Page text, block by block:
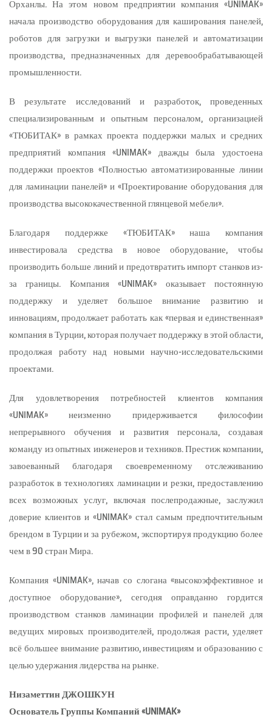
Орханлы. На этом новом предприятии компания «UNIMAK»
начала производство оборудования для каширования панелей,
роботов для загрузки и выгрузки панелей и автоматизации
производства, предназначенных для деревообрабатывающей
промышленности.
В результате исследований и разработок, проведенных
специализированным и опытным персоналом, организацией
«ТЮБИТАК» в рамках проекта поддержки малых и средних
предприятий компания «UNIMAK» дважды была удостоена
поддержки проектов «Полностью автоматизированные линии
для ламинации панелей» и «Проектирование оборудования для
производства высококачественной глянцевой мебели».
Благодаря поддержке «ТЮБИТАК» наша компания
инвестировала средства в новое оборудование, чтобы
производить больше линий и предотвратить импорт станков из-
за границы. Компания «UNIMAK» оказывает постоянную
поддержку и уделяет большое внимание развитию и
инновациям, продолжает работать как «первая и единственная»
компания в Турции, которая получает поддержку в этой области,
продолжая работу над новыми научно-исследовательскими
проектами.
Для удовлетворения потребностей клиентов компания
«UNIMAK» неизменно придерживается философии
непрерывного обучения и развития персонала, создавая
команду из опытных инженеров и техников. Престиж компании,
завоеванный благодаря своевременному отслеживанию
разработок в технологиях ламинации и резки, предоставлению
всех возможных услуг, включая послепродажные, заслужил
доверие клиентов и «UNIMAK» стал самым предпочтительным
брендом в Турции и за рубежом, экспортируя продукцию более
чем в 90 стран Мира.
Компания «UNIMAK», начав со слогана «высокоэффективное и
доступное оборудование», сегодня оправданно гордится
производством станков ламинации профилей и панелей для
ведущих мировых производителей, продолжая расти, уделяет
всё большее внимание развитию, инвестициям и образованию с
целью удержания лидерства на рынке.
Низаметтин ДЖОШКУН
Основатель Группы Компаний «UNIMAK»